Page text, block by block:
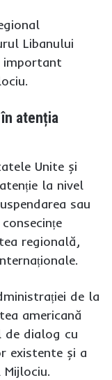
Libanului
important
atenția
Unite și
la nivel
sau
regională,
de la
americană
de dialog cu
existente și a